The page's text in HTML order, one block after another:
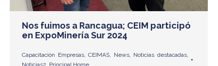
Nos fuimos a Rancagua; CEIM participó
en ExpoMinería Sur 2024
Capacitación Empresas,CEIMAS News, Noticias destacadas
Noticias2 Principal Home